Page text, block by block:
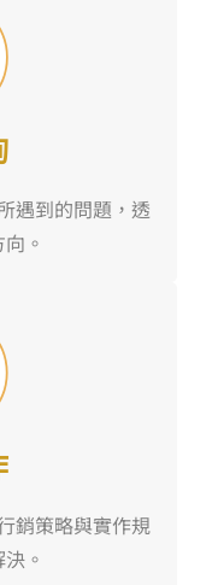
遇到的問題，透
。
銷策略與實作規
。